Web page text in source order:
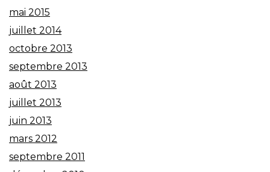
mai 2015
juillet 2014
octobre 2013
septembre 2013
août 2013
juillet 2013
juin 2013
mars 2012
septembre 2011